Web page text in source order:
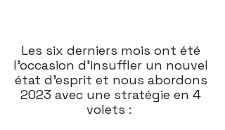
Les six derniers mois ont été
l'occasion d'insuffler un nouvel
état d'esprit et nous abordons
2023 avec une stratégie en 4
volets :